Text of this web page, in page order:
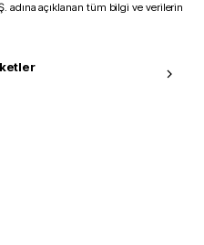
adına açıklanan tüm bilgi ve verilerin